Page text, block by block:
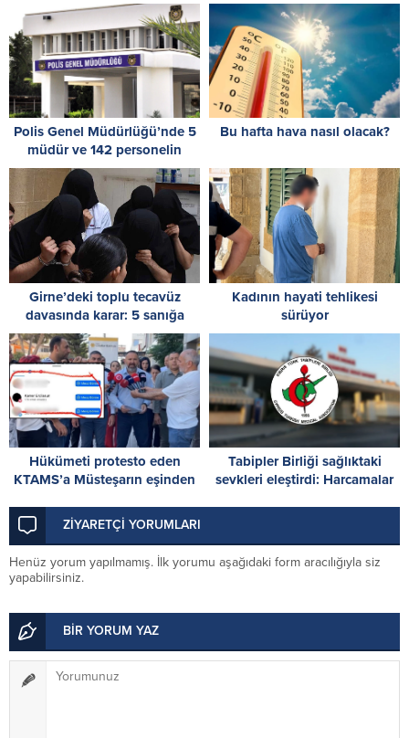
Polis Genel Müdürlüğü’nde 5
müdür ve 142 personelin
görev yeri değiştirildi
Bu hafta hava nasıl olacak?
Girne’deki toplu tecavüz
davasında karar: 5 sanığa
toplam 55 yıl hapis
Kadının hayati tehlikesi
sürüyor
Hükümeti protesto eden
KTAMS’a Müsteşarın eşinden
çekti
Tabipler Birliği sağlıktaki
sevkleri eleştirdi: Harcamalar
ZİYARETÇİ YORUMLARI
Henüz yorum yapılmamış. İlk yorumu aşağıdaki form aracılığıyla siz
yapabilirsiniz.
BİR YORUM YAZ